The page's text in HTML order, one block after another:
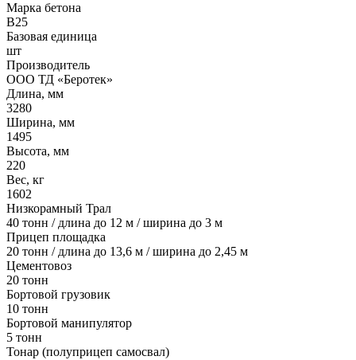
Марка бетона
B25
Базовая единица
шт
Производитель
ООО ТД «Беротек»
Длина, мм
3280
Ширина, мм
1495
Высота, мм
220
Вес, кг
1602
Низкорамный Трал
40 тонн / длина до 12 м / ширина до 3 м
Прицеп площадка
20 тонн / длина до 13,6 м / ширина до 2,45 м
Цементовоз
20 тонн
Бортовой грузовик
10 тонн
Бортовой манипулятор
5 тонн
Тонар (полуприцеп самосвал)